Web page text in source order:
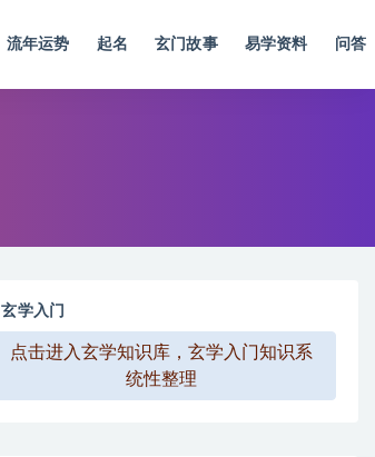
流年运势 起名 玄门故事 易学资料 问答
玄学入门
点击进入玄学知识库，玄学入门知识系
统性整理